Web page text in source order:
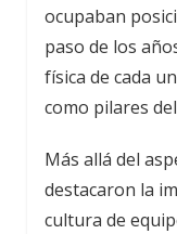
ocupaban
paso de los
física de cada
como pilares
Más allá del
destacaron la
cultura de